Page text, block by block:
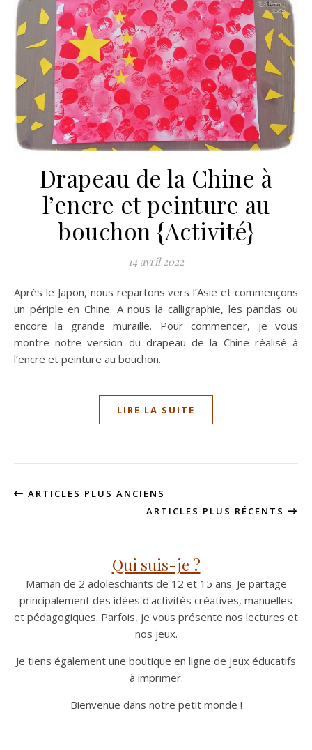
Drapeau de la Chine à
l’encre et peinture au
bouchon {Activité}
14 avril 2022
Après le Japon, nous repartons vers l’Asie et commençons
un périple en Chine. A nous la calligraphie, les pandas ou
encore la grande muraille. Pour commencer, je vous
montre notre version du drapeau de la Chine réalisé à
l’encre et peinture au bouchon.
LIRE LA SUITE
ARTICLES PLUS ANCIENS
ARTICLES PLUS RÉCENTS
Qui suis-je ?
Maman de 2 adoleschiants de 12 et 15 ans. Je partage
principalement des idées d'activités créatives, manuelles
et pédagogiques. Parfois, je vous présente nos lectures et
nos jeux.
Je tiens également une boutique en ligne de jeux éducatifs
à imprimer.
Bienvenue dans notre petit monde !